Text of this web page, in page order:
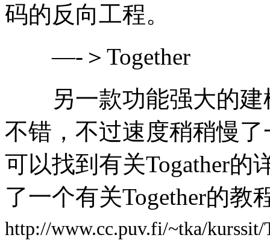
码的反向工程。
—-＞Together
另一款功能强大的建
不错，不过速度稍稍慢
可以找到有关Togather的
了一个有关
http://www.cc.puv.fi/~tka/